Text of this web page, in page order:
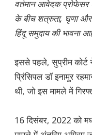
वर्तमान आवेदक प्रोफेसर
के बीच शत्रुता, घृणा और
हिंदू समुदाय की भावना
इससे पहले, सुप्रीम
प्रिंसिपल डॉ इनामुर
थी, जो इस मामले में
16 दिसंबर, 2022 को